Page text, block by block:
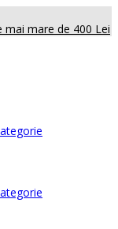
mare de 400 Lei